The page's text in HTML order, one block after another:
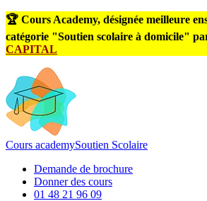
🏆 Cours Academy, désignée meilleure
catégorie "Soutien scolaire à domicile"
CAPITAL
Cours academySoutien Scolaire
Demande de brochure
Donner des cours
01 48 21 96 09